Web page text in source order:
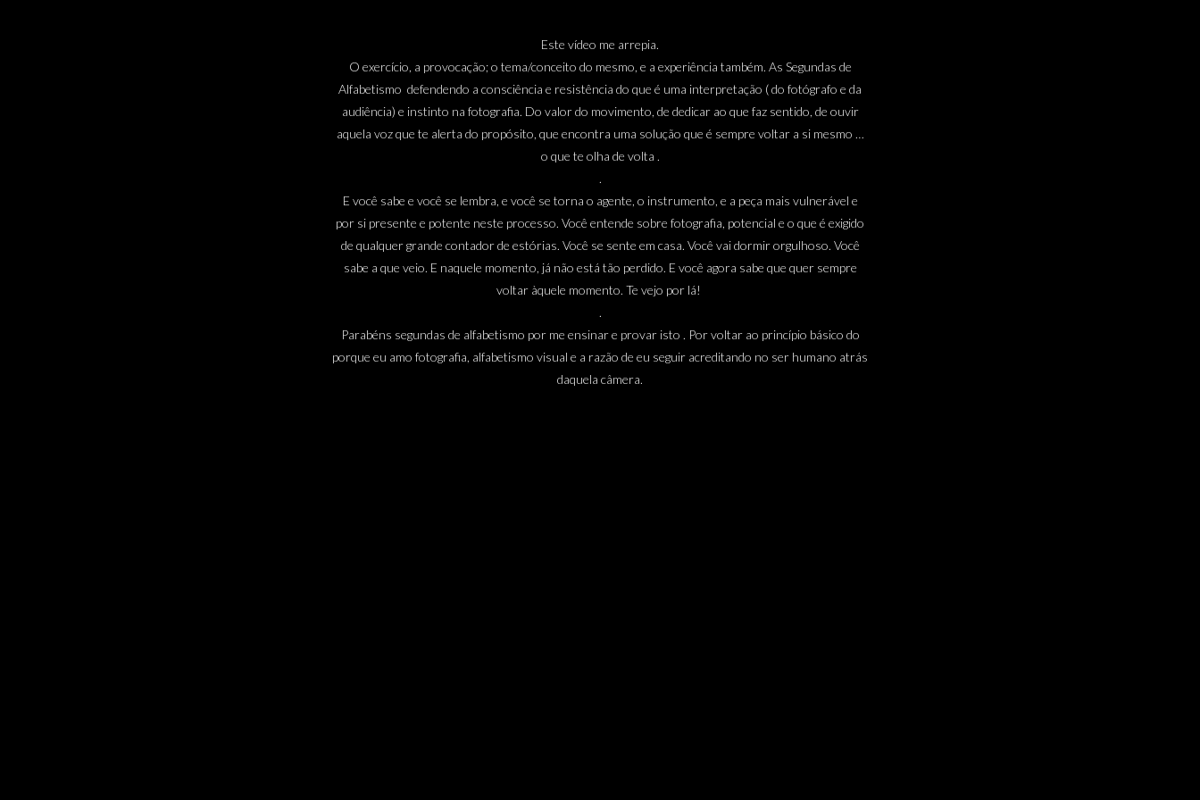
Este vídeo me arrepia.
O exercício, a provocação; o tema/conceito do mesmo, e a experiência também. As Segundas de
Alfabetismo defendendo a consciência e resistência do que é uma interpretação ( do fotógrafo e da
audiência) e instinto na fotografia. Do valor do movimento, de dedicar ao que faz sentido, de ouvir
aquela voz que te alerta do propósito, que encontra uma solução que é sempre voltar a si mesmo …
o que te olha de volta .
.
E você sabe e você se lembra, e você se torna o agente, o instrumento, e a peça mais vulnerável e
por si presente e potente neste processo. Você entende sobre fotografia, potencial e o que é exigido
de qualquer grande contador de estórias. Você se sente em casa. Você vai dormir orgulhoso. Você
sabe a que veio. E naquele momento, já não está tão perdido. E você agora sabe que quer sempre
voltar àquele momento. Te vejo por lá!
.
Parabéns segundas de alfabetismo por me ensinar e provar isto . Por voltar ao princípio básico do
porque eu amo fotografia, alfabetismo visual e a razão de eu seguir acreditando no ser humano atrás
daquela câmera.